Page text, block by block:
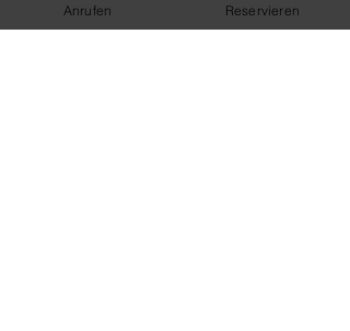
Anrufen Reservieren